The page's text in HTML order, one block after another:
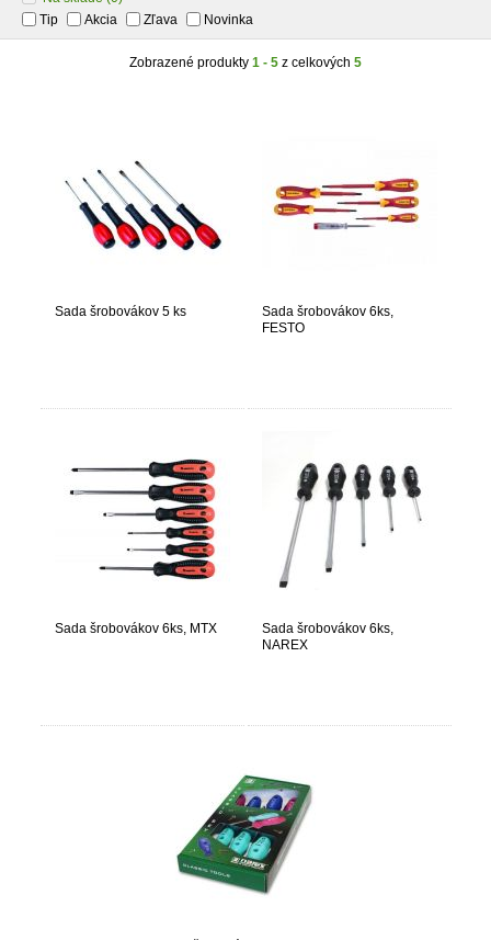
Tip
Akcia Zľava Novinka
Zobrazené produkty 1 - 5 z celkových 5
Sada šrobovákov 5 ks
Sada šrobovákov 6ks,
FESTO
Sada šrobovákov 6ks, MTX
Sada šrobovákov 6ks,
NAREX